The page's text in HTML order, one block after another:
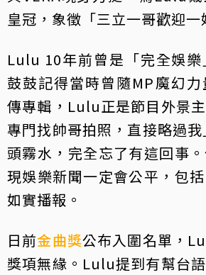
皇冠，象徵「三立一哥歡迎一
Lulu 10年前曾是「完全娛樂
鼓鼓記得當時曾隨MP魔幻
傳專輯，Lulu正是節目外景
專門找帥哥拍照，直接略過
頭霧水，完全忘了有這回事
現娛樂新聞一定會公平，包
如實播報。
日前金曲獎公布入圍名單，
獎項無緣。Lulu提到有幫台